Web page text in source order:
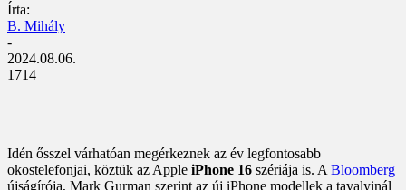
Írta:
B. Mihály
-
2024.08.06.
1714
Idén ősszel várhatóan megérkeznek az év legfontosabb
okostelefonjai, köztük az Apple iPhone 16 szériája is. A Bloomberg
újságírója, Mark Gurman szerint az új iPhone modellek a tavalyinál